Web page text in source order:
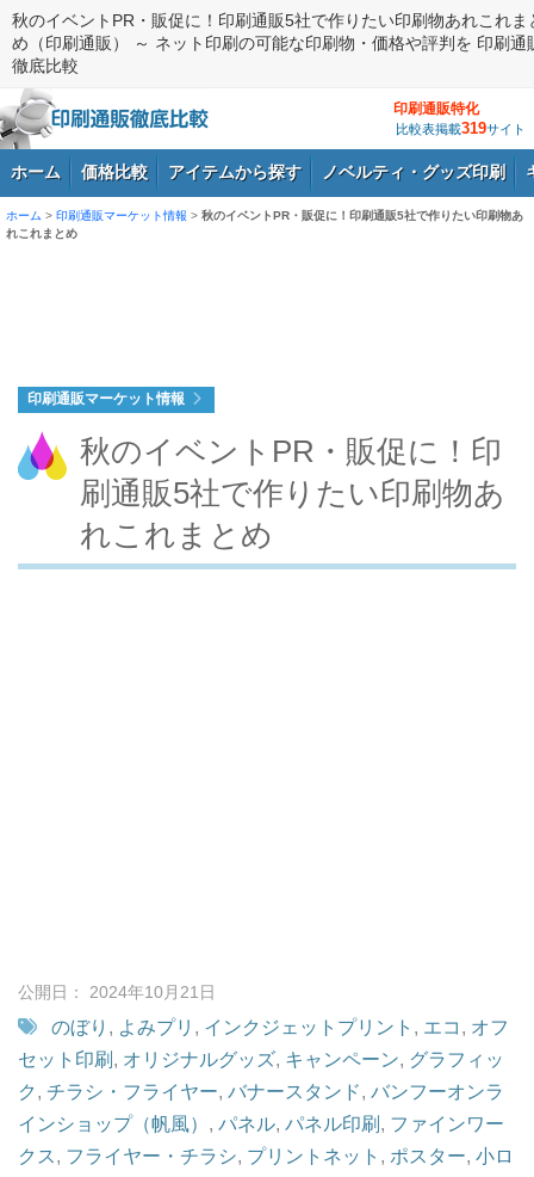
秋のイベントPR・販促に！印刷通販5社で作りたい印刷物あれこれま
め（印刷通販） ～ ネット印刷の可能な印刷物・価格や評判を 印刷通
徹底比較
印刷通販特化
比較表掲載319サイト
ホーム 価格比較 アイテムから探す ノベルティ・グッズ印刷
ホーム > 印刷通販マーケット情報 > 秋のイベントPR・販促に！印刷通販5社で作りたい印刷物あ
れこれまとめ
印刷通販マーケット情報
秋のイベントPR・販促に！印
刷通販5社で作りたい印刷物あ
れこれまとめ
公開日： 2024年10月21日
のぼり , よみプリ , インクジェットプリント , エコ , オフ
セット印刷 , オリジナルグッズ, キャンペーン, グラフィッ
ク , チラシ・フライヤー, バナースタンド, バンフーオンラ
インショップ（帆風） , パネル, パネル印刷 , ファインワー
クス , フライヤー・チラシ, プリントネット , ポスター, 小ロ